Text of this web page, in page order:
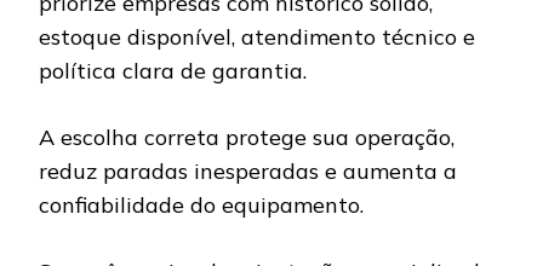
estoque disponível, atendimento técnico e
política clara de garantia.
A escolha correta protege sua operação,
reduz paradas inesperadas e aumenta a
confiabilidade do equipamento.